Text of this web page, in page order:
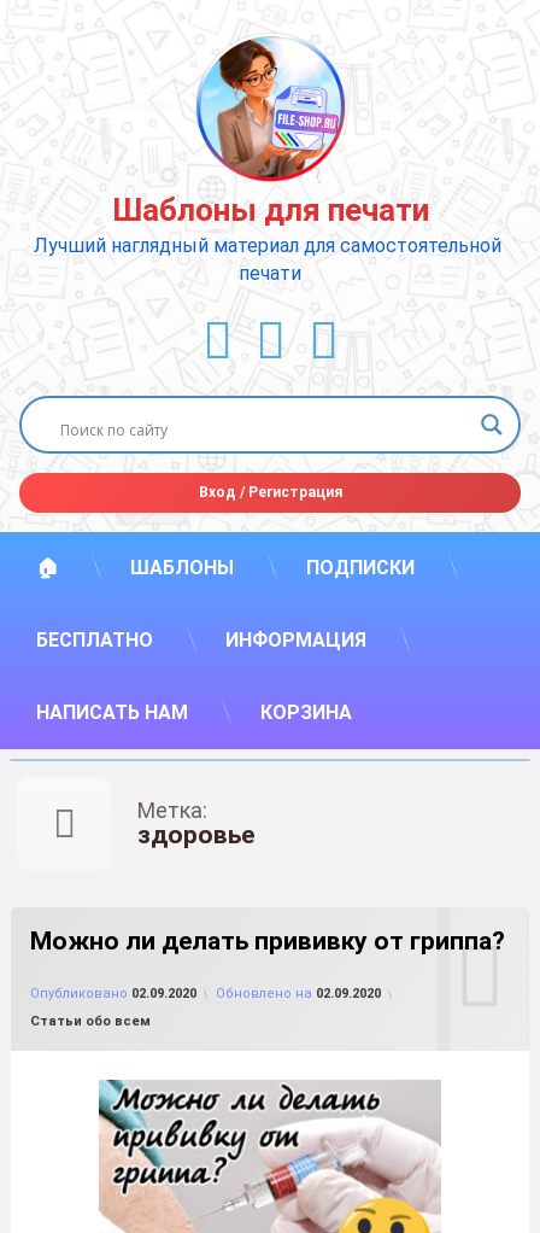
содержимому
Шаблоны для печати
Лучший наглядный материал для самостоятельной
печати
ВКонтакте
YouTube
E-mail
Вход /Регистрация
🏠 ШАБЛОНЫ ПОДПИСКИ
БЕСПЛАТНО ИНФОРМАЦИЯ
НАПИСАТЬ НАМ КОРЗИНА
Метка:
здоровье
Можно ли делать прививку от гриппа?
Опубликовано 02.09.2020 Обновлено на 02.09.2020
Рубрики:
Статьи обо всем